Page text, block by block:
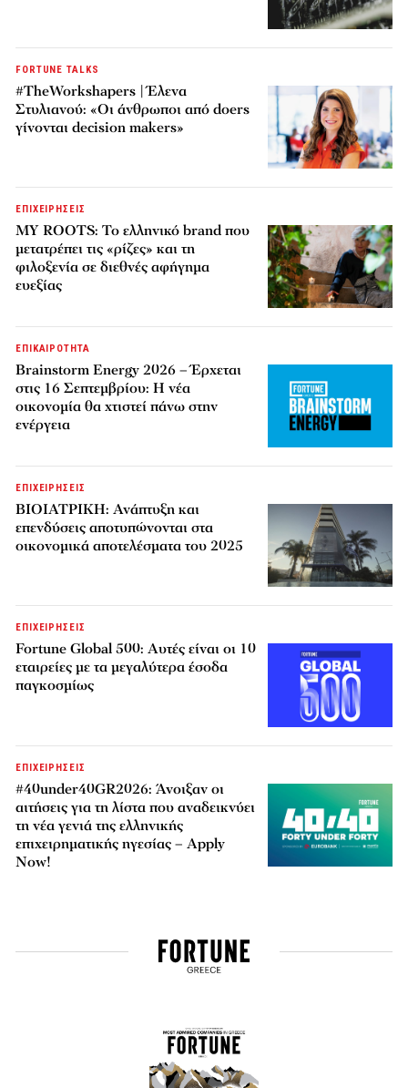
FORTUNE TALKS
#TheWorkshapers | Έλενα
Στυλιανού: «Οι άνθρωποι από doers
γίνονται decision makers»
ΕΠΙΧΕΙΡΗΣΕΙΣ
MY ROOTS: Το ελληνικό brand που
μετατρέπει τις «ρίζες» και τη
φιλοξενία σε διεθνές αφήγημα
ευεξίας
ΕΠΙΚΑΙΡΟΤΗΤΑ
Brainstorm Energy 2026 – Έρχεται
στις 16 Σεπτεμβρίου: Η νέα
οικονομία θα χτιστεί πάνω στην
ενέργεια
ΕΠΙΧΕΙΡΗΣΕΙΣ
ΒΙΟΙΑΤΡΙΚΗ: Ανάπτυξη και
επενδύσεις αποτυπώνονται στα
οικονομικά αποτελέσματα του 2025
ΕΠΙΧΕΙΡΗΣΕΙΣ
Fortune Global 500: Αυτές είναι οι 10
εταιρείες με τα μεγαλύτερα έσοδα
παγκοσμίως
ΕΠΙΧΕΙΡΗΣΕΙΣ
#40under40GR2026: Άνοιξαν οι
αιτήσεις για τη λίστα που αναδεικνύει
τη νέα γενιά της ελληνικής
επιχειρηματικής ηγεσίας – Apply
Now!